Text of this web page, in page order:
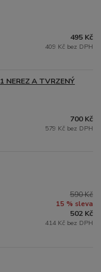
495 Kč
409 Kč bez DPH
NEREZ A TVRZENÝ
700 Kč
579 Kč bez DPH
590 Kč
15 % sleva
502 Kč
414 Kč bez DPH